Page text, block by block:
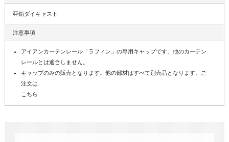
亜鉛ダイキャスト
注意事項
アイアンカーテンレール「ラフィン」の専用キャップです。他のカーテン
レールとは適合しません。
キャップのみの販売となります。他の部材はすべて別売品となります。ご
注文は
こちら